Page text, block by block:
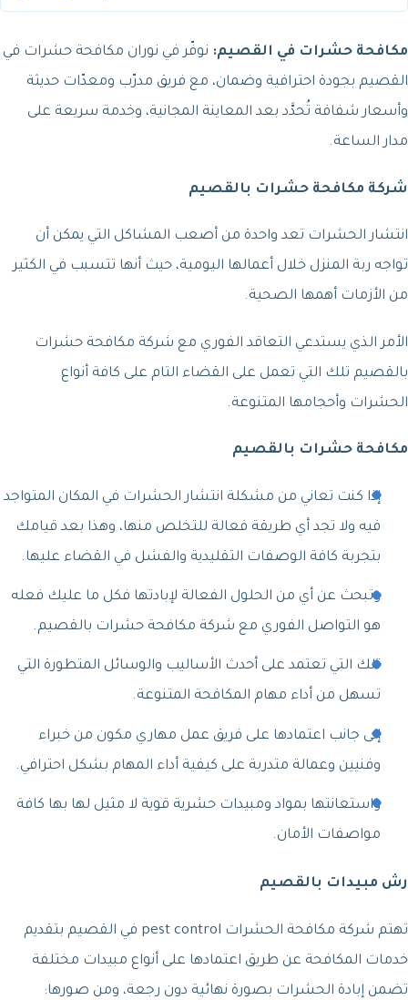
مكافحة حشرات في القصيم: نوفّر في نوران مكافحة حشرات في
القصيم بجودة احترافية وضمان، مع فريق مدرّب ومعدّات حديثة
وأسعار شفافة تُحدَّد بعد المعاينة المجانية، وخدمة سريعة على
مدار الساعة.
شركة مكافحة حشرات بالقصيم
انتشار الحشرات تعد واحدة من أصعب المشاكل التي يمكن أن
تواجه ربة المنزل خلال أعمالها اليومية، حيث أنها تتسبب في الكثير
من الأزمات أهمها الصحية.
الأمر الذي يستدعي التعاقد الفوري مع شركة مكافحة حشرات
بالقصيم تلك التي تعمل على القضاء التام على كافة أنواع
الحشرات وأحجامها المتنوعة.
مكافحة حشرات بالقصيم
إذا كنت تعاني من مشكلة انتشار الحشرات في المكان المتواجد
فيه ولا تجد أي طريقة فعالة للتخلص منها، وهذا بعد قيامك
بتجربة كافة الوصفات التقليدية والفشل في القضاء عليها.
وتبحث عن أي من الحلول الفعالة لإبادتها فكل ما عليك فعله
هو التواصل الفوري مع شركة مكافحة حشرات بالقصيم.
تلك التي تعتمد على أحدث الأساليب والوسائل المتطورة التي
تسهل من أداء مهام المكافحة المتنوعة.
إلى جانب اعتمادها على فريق عمل مهاري مكون من خبراء
وفنيين وعمالة متدربة على كيفية أداء المهام بشكل احترافي.
واستعانتها بمواد ومبيدات حشرية قوية لا مثيل لها بها كافة
مواصفات الأمان.
رش مبيدات بالقصيم
تهتم شركة مكافحة الحشرات pest control في القصيم بتقديم
خدمات المكافحة عن طريق اعتمادها على أنواع مبيدات مختلفة
تضمن إبادة الحشرات بصورة نهائية دون رجعة، ومن صورها: